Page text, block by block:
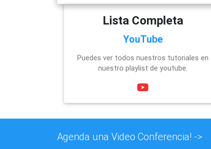
Lista Completa
YouTube
Puedes ver todos nuestros tutoriales en
nuestro playlist de youtube.
Agenda una Video Conferencia! ->